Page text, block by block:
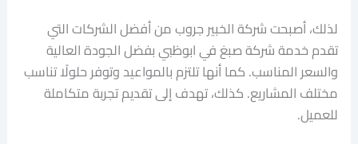
لذلك، أصبحت شركة الخبير جروب من أفضل الشركات التي
تقدم خدمة شركة صبغ في ابوظبي بفضل الجودة العالية
والسعر المناسب. كما أنها تلتزم بالمواعيد وتوفر حلولًا تناسب
مختلف المشاريع. كذلك، تهدف إلى تقديم تجربة متكاملة
للعميل.